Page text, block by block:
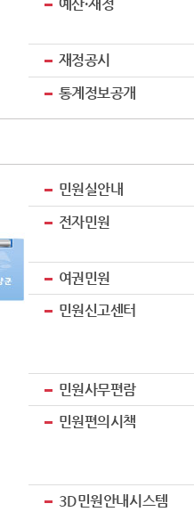
예산·재정
재정공시
통계정보공개
민원실안내
전자민원
여권민원
민원신고센터
민원사무편람
민원편의시책
3D민원안내시스템